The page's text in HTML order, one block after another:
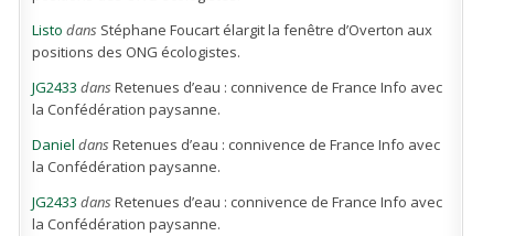
Listo dans Stéphane Foucart élargit la fenêtre d’Overton aux
positions des ONG écologistes.
JG2433 dansRetenues d’eau : connivence de France Info avec
la Confédération paysanne.
Daniel dansRetenues d’eau : connivence de France Info avec
la Confédération paysanne.
JG2433 dansRetenues d’eau : connivence de France Info avec
la Confédération paysanne.